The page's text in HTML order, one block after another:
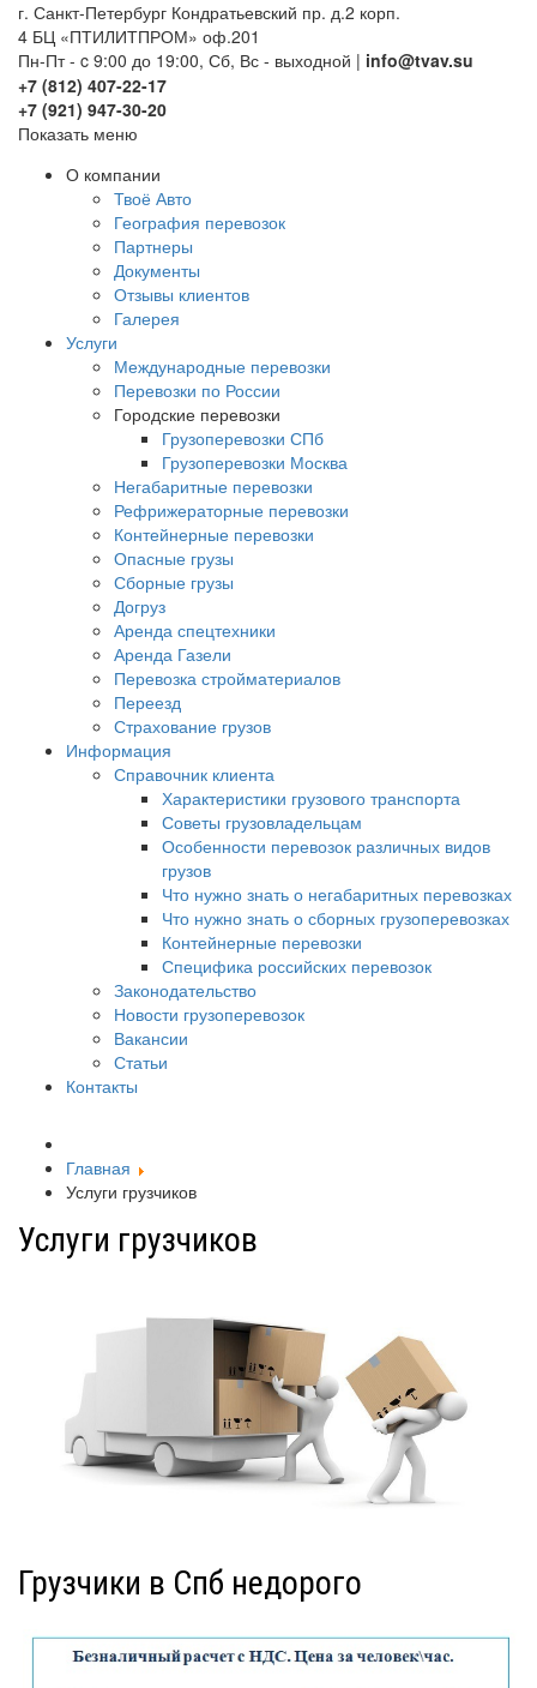
г. Санкт-Петербург Кондратьевский пр. д.2 корп.
4 БЦ «ПТИЛИТПРОМ» оф.201
Пн-Пт - c 9:00 до 19:00, Сб, Вс - выходной | info@tvav.su
+7 (812) 407-22-17
+7 (921) 947-30-20
Показать меню
О компании
Твоё Авто
География перевозок
Партнеры
Документы
Отзывы клиентов
Галерея
Услуги
Международные перевозки
Перевозки по России
Городские перевозки
Грузоперевозки СПб
Грузоперевозки Москва
Негабаритные перевозки
Рефрижераторные перевозки
Контейнерные перевозки
Опасные грузы
Сборные грузы
Догруз
Аренда спецтехники
Аренда Газели
Перевозка стройматериалов
Переезд
Страхование грузов
Информация
Справочник клиента
Характеристики грузового транспорта
Советы грузовладельцам
Особенности перевозок различных видов
грузов
Что нужно знать о негабаритных перевозках
Что нужно знать о сборных грузоперевозках
Контейнерные перевозки
Специфика российских перевозок
Законодательство
Новости грузоперевозок
Вакансии
Статьи
Контакты
Главная
Услуги грузчиков
Услуги грузчиков
Грузчики в Спб недорого